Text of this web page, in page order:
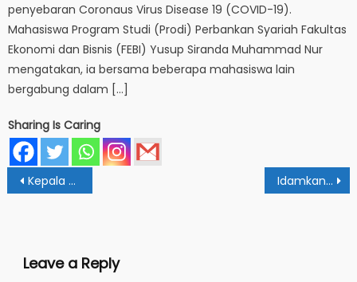
penyebaran Coronaus Virus Disease 19 (COVID-19).
Mahasiswa Program Studi (Prodi) Perbankan Syariah Fakultas
Ekonomi dan Bisnis (FEBI) Yusup Siranda Muhammad Nur
mengatakan, ia bersama beberapa mahasiswa lain
bergabung dalam […]
Sharing Is Caring
Post
navigation
Kepala Balitbang Ajak ASN Bangun Human Capital Idamkan Pelayanan Tanpa Salah Paham, FEBI Gelar Penyusunan SOP
Leave a Reply